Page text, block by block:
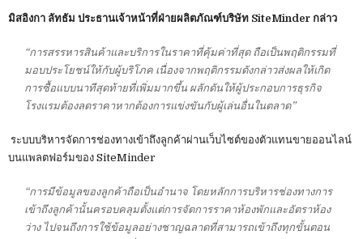
มิสอิงกา ลัทธัม ประธานเจ้าหน้าที่ฝ่ายผลิตภัณฑ์บริษัท SiteMinder กล่าว
“การสรรหารสินค้าและบริการในราคาที่คุ้มค่าที่สุด ถือเป็นพฤติกรรมที่
มอบประโยชน์ให้กับผู้บริโภค เนื่องจากพฤติกรรมดังกล่าวส่งผลให้เกิด
การซื้อแบบนาทีสุดท้ายที่เพิ่มมากขึ้น ผลักดันให้ผู้ประกอบการธุรกิจ
โรงแรมต้องลดราคาหากต้องการแข่งขันกับผู้เล่นอื่นในตลาด”
ระบบบริหารจัดการช่องทางเข้าถึงลูกค้าผ่านเว็บไซต์ของตัวแทนขายออนไลน์
บนแพลตฟอร์มของ SiteMinder
“การมีข้อมูลของลูกค้าถือเป็นอำนาจ โดยหลักการบริหารช่องทางการ
เข้าถึงลูกค้านั้นครอบคลุมตั้งแต่การจัดการราคาห้องพักและอัตราห้อง
ว่าง ไปจนถึงการใช้ข้อมูลอย่างชาญฉลาดที่สามารถเข้าถึงทุกขั้นตอน